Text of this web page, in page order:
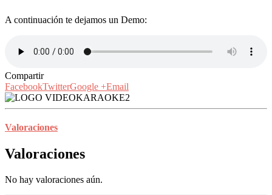
A continuación te dejamos un Demo:
Compartir
FacebookTwitterGoogle +Email
Valoraciones
Valoraciones
No hay valoraciones aún.